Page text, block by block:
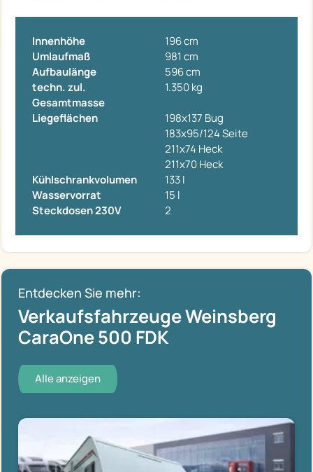
Innenhöhe
196 cm
Umlaufmaß
981 cm
Aufbaulänge
596 cm
techn. zul.
Gesamtmasse
1.350 kg
Liegeflächen
198x137 Bug
183x95/124 Seite
211x74 Heck
211x70 Heck
Kühlschrankvolumen
133 l
Wasservorrat
15 l
Steckdosen 230V
2
Entdecken Sie mehr:
Verkaufsfahrzeuge Weinsberg
CaraOne 500 FDK
Alle anzeigen